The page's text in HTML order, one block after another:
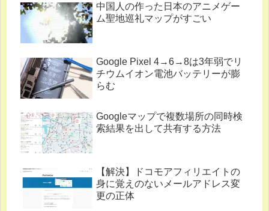
中国人の作った日本のアニメゲー
ム聖地巡礼マップがすごい
Google Pixel 4→6→8は3年弱でリ
チウムイオン電池バッテリーが膨
らむ
Googleマップで複数場所の同時検
索結果を出して共有する方法
【解決】ドコモアフィリエイトの
身に覚えのないメールアドレス変
更の正体